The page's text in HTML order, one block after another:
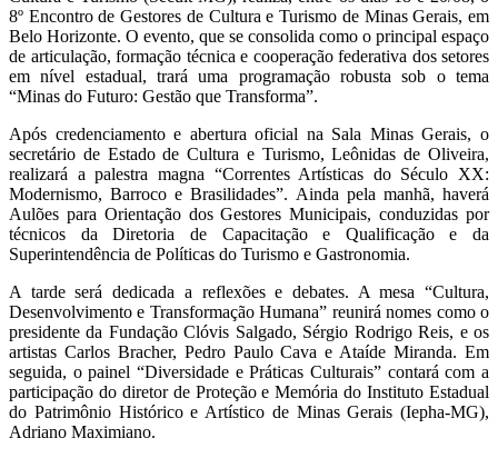
8º Encontro de Gestores de Cultura e Turismo de Minas Gerais, em
Belo Horizonte. O evento, que se consolida como o principal espaço
de articulação, formação técnica e cooperação federativa dos setores
em nível estadual, trará uma programação robusta sob o tema
“Minas do Futuro: Gestão que Transforma”.
Após credenciamento e abertura oficial na Sala Minas Gerais, o
secretário de Estado de Cultura e Turismo, Leônidas de Oliveira,
realizará a palestra magna “Correntes Artísticas do Século XX:
Modernismo, Barroco e Brasilidades”. Ainda pela manhã, haverá
Aulões para Orientação dos Gestores Municipais, conduzidas por
técnicos da Diretoria de Capacitação e Qualificação e da
Superintendência de Políticas do Turismo e Gastronomia.
A tarde será dedicada a reflexões e debates. A mesa “Cultura,
Desenvolvimento e Transformação Humana” reunirá nomes como o
presidente da Fundação Clóvis Salgado, Sérgio Rodrigo Reis, e os
artistas Carlos Bracher, Pedro Paulo Cava e Ataíde Miranda. Em
seguida, o painel “Diversidade e Práticas Culturais” contará com a
participação do diretor de Proteção e Memória do Instituto Estadual
do Patrimônio Histórico e Artístico de Minas Gerais (Iepha-MG),
Adriano Maximiano.